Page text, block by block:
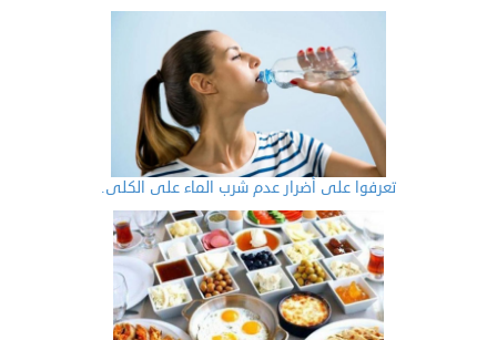
تعرفوا على أضرار عدم شرب الماء على الكلى.